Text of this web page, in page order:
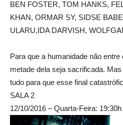
BEN FOSTER, TOM HANKS,
KHAN, ORMAR SY, SIDSE
ULARU,IDA DARVISH,
Para que a humanidade não
metade dela seja sacrificada.
tudo para que esse final
SALA 2
12/10/2016 – Quarta-Feira: 19:30h